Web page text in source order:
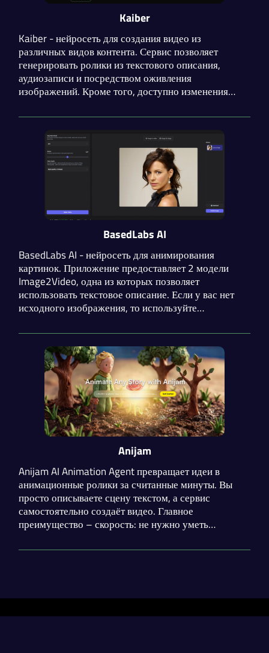
Kaiber
Kaiber - нейросеть для создания видео из
различных видов контента. Сервис позволяет
генерировать ролики из текстового описания,
аудиозаписи и посредством оживления
изображений. Кроме того, доступно изменения
нейросети Kaiber может увеличить разрешение
видеоролика в 2 или 4 раза.
BasedLabs AI
BasedLabs AI - нейросеть для анимирования
картинок. Приложение предоставляет 2 модели
Image2Video, одна из которых позволяет
использовать текстовое описание. Если у вас нет
исходного изображения, то используйте
присутствует функция редактирования
изображений.
Anijam
Anijam AI Animation Agent превращает идеи в
анимационные ролики за считанные минуты. Вы
просто описываете сцену текстом, а сервис
самостоятельно создаёт видео. Главное
преимущество – скорость: не нужно уметь
современных моделей ИИ, которые анализируют
Разделы